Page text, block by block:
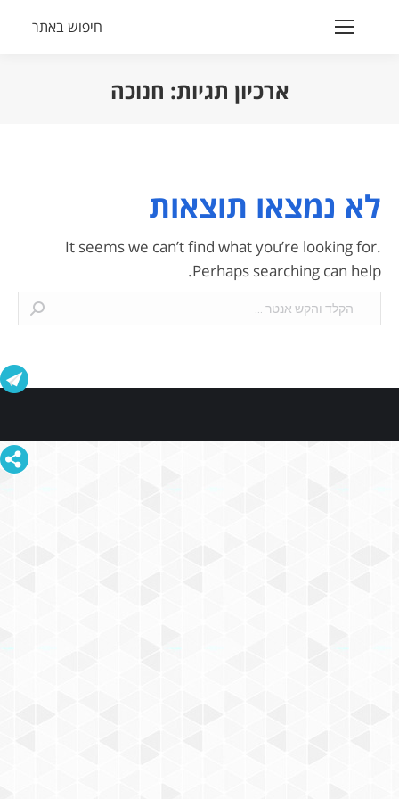
Search:
חיפוש באתר
ארכיון תגיות: חנוכה
לא נמצאו תוצאות
It seems we can’t find what you’re looking for.
Perhaps searching can help.
Search: